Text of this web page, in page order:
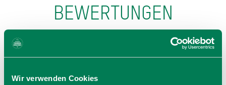
Wir verwenden Cookies
BEWERTUNGEN